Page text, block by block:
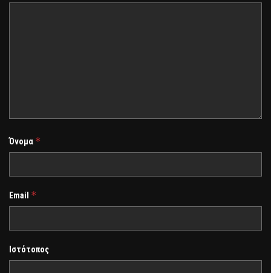
Όνομα *
Email *
Ιστότοπος